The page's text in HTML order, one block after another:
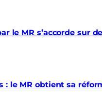
le MR s’accorde sur
: le MR obtient sa